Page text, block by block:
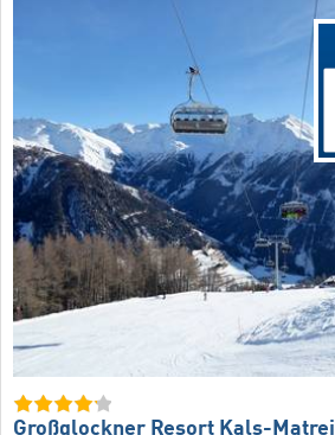
Großglockner Resort Kals-Matrei